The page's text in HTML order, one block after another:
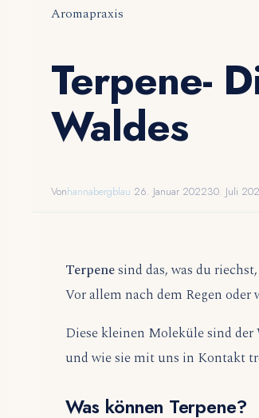
Aromapraxis
Terpene-
Waldes
Vonhannabergblau 26. Januar 202230. Juli
Terpenesind das, was du
Vor allem nach dem Regen
Diese kleinen Moleküle sind
und wie sie mit uns in Kontakt
Was können Terpene?